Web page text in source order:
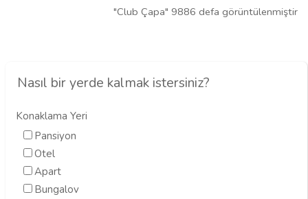
"Club Çapa" 9886 defa görüntülenmiştir
Nasıl bir yerde kalmak istersiniz?
Konaklama Yeri
Pansiyon
Otel
Apart
Bungalov